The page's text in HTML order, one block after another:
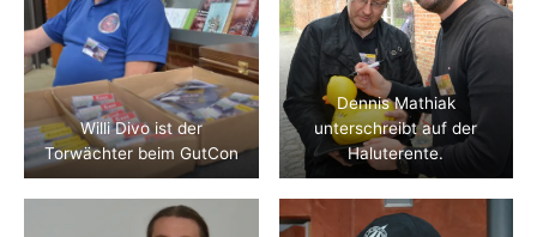
Willi Divo ist der
Torwächter beim GutCon
Dennis Mathiak
unterschreibt auf der
Haluterente.